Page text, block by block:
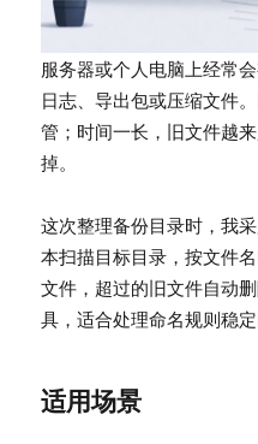
服务器或个人电脑上经常
日志、导出包或压缩文件
管；时间一长，旧文件越
掉。
这次整理备份目录时，我
本扫描目标目录，按文件
文件，超过的旧文件自动
具，适合处理命名规则稳定
适用场景